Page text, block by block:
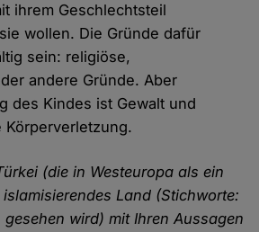
ihrem Geschlechtsteil
wollen. Die Gründe dafür
sein: religiöse,
andere Gründe. Aber
des Kindes ist Gewalt und
Körperverletzung.
(die in Westeuropa als ein
Land (Stichworte:
wird) mit Ihren Aussagen